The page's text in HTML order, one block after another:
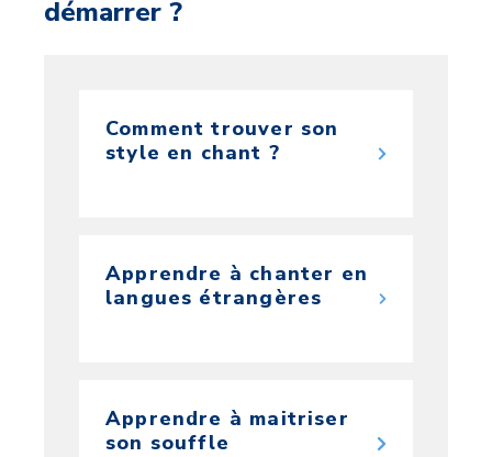
démarrer ?
Comment trouver son
style en chant ?
Apprendre à chanter en
langues étrangères
Apprendre à maitriser
son souffle